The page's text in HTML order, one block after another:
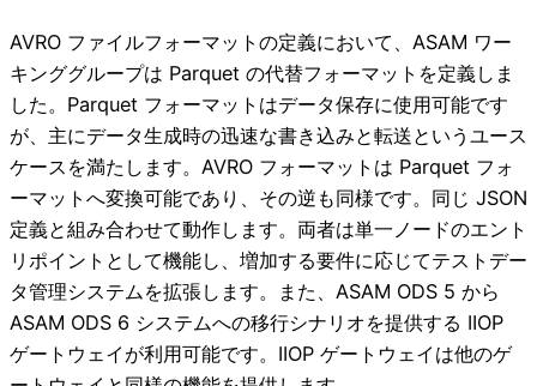
AVRO ファイルフォーマットの定義において、ASAM ワー
キンググループは Parquet の代替フォーマットを定義しま
した。Parquet フォーマットはデータ保存に使用可能です
が、主にデータ生成時の迅速な書き込みと転送というユース
ケースを満たします。AVRO フォーマットは Parquet フォ
ーマットへ変換可能であり、その逆も同様です。同じ JSON
定義と組み合わせて動作します。両者は単一ノードのエント
リポイントとして機能し、増加する要件に応じてテストデー
タ管理システムを拡張します。また、ASAM ODS 5 から
ASAM ODS 6 システムへの移行シナリオを提供する IIOP
ゲートウェイが利用可能です。IIOP ゲートウェイは他のゲ